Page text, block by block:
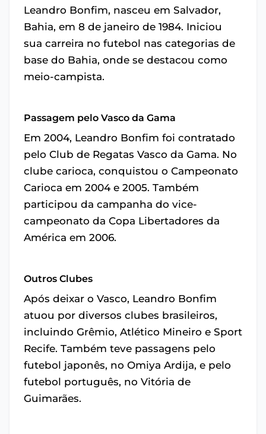
Leandro Bonfim, nasceu em Salvador,
Bahia, em 8 de janeiro de 1984. Iniciou
sua carreira no futebol nas categorias de
base do Bahia, onde se destacou como
meio-campista.
Passagem pelo Vasco da Gama
Em 2004, Leandro Bonfim foi contratado
pelo Club de Regatas Vasco da Gama. No
clube carioca, conquistou o Campeonato
Carioca em 2004 e 2005. Também
participou da campanha do vice-
campeonato da Copa Libertadores da
América em 2006.
Outros Clubes
Após deixar o Vasco, Leandro Bonfim
atuou por diversos clubes brasileiros,
incluindo Grêmio, Atlético Mineiro e Sport
Recife. Também teve passagens pelo
futebol japonês, no Omiya Ardija, e pelo
futebol português, no Vitória de
Guimarães.